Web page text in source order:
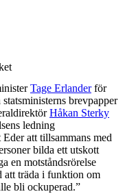
Tage Erlanderför
brevpapper
Håkan Sterky
ledning
att tillsammans med
bilda ett utskott
en motståndsrörelse
att träda i funktion om
bli ockuperad.”